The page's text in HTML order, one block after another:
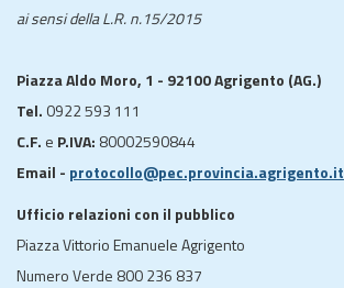
ai sensi della L.R. n.15/2015
Piazza Aldo Moro, 1 - 92100 Agrigento (AG.)
Tel. 0922 593 111
C.F. e P.IVA: 80002590844
Email - protocollo@pec.provincia.agrigento.it
Ufficio relazioni con il pubblico
Piazza Vittorio Emanuele Agrigento
Numero Verde 800 236 837